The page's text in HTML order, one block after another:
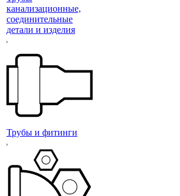
канализационные,
соединительные
детали и изделия
Трубы и фитинги